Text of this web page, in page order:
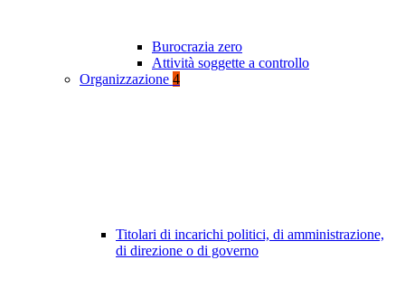
Burocrazia zero
Attività soggette a controllo
Organizzazione 4
Titolari di incarichi politici, di amministrazione,
di direzione o di governo